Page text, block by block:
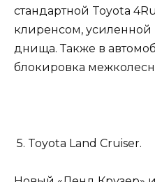
стандартной Toyota
клиренсом,
днища. Также в
блокировка
5. Toyota Land Cruiser.